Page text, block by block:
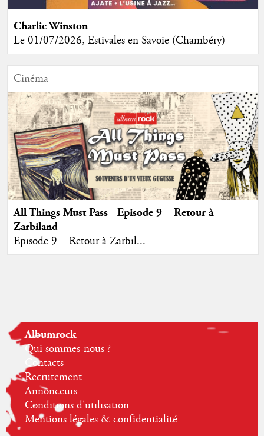
Charlie Winston
Le 01/07/2026, Estivales en Savoie (Chambéry)
Cinéma
All Things Must Pass - Episode 9 – Retour à
Zarbiland
Episode 9 – Retour à Zarbil...
Albumrock
Qui sommes-nous ?
Contacts
Recrutement
Annonceurs
Conditions d'utilisation
Mentions légales & confidentialité